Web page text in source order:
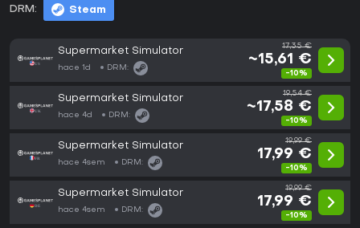
DRM: Steam
Supermarket Simulator
hace 1d DRM:
17,35 €
~15,61 €
-10%
Supermarket Simulator
hace 4d DRM:
19,54 €
~17,58 €
-10%
Supermarket Simulator
hace 4sem DRM:
19,99 €
17,99 €
-10%
Supermarket Simulator
hace 4sem DRM:
19,99 €
17,99 €
-10%